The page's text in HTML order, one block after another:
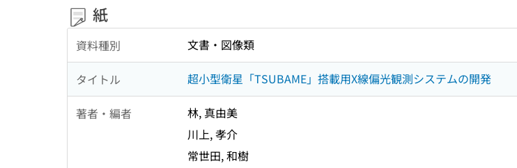
紙
資料種別 文書・図像類
タイトル 超小型衛星「TSUBAME」搭載用X線偏光観測システムの開発
著者・編者
林, 真由美
川上, 孝介
常世田, 和樹